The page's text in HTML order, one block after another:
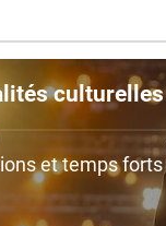
culturelles
et temps